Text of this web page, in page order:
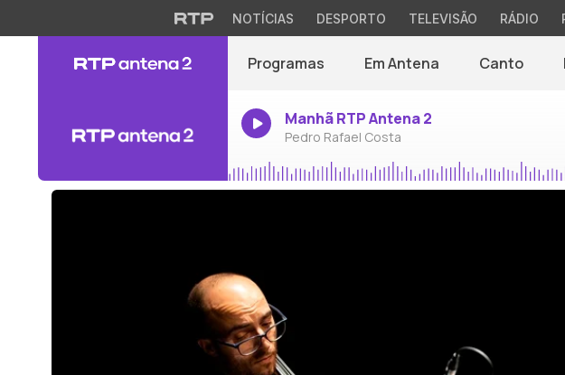
NOTÍCIAS DESPORTO TELEVISÃO RÁDIO
Programas Em Antena Canto
Manhã RTP Antena 2
Pedro Rafael Costa